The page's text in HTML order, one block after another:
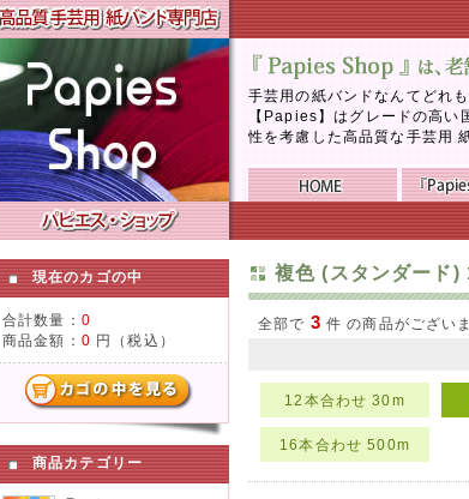
手芸用の紙バンドなんてどれ
【Papies】はグレードの高い
性を考慮した高品質な手芸用
現在のカゴの中
合計数量： 0
商品金額： 0 円（税込）
商品カテゴリー
複色 (スタンダード)
全部で 3 件 の商品がござい
12本合わせ 30m
16本合わせ 500m